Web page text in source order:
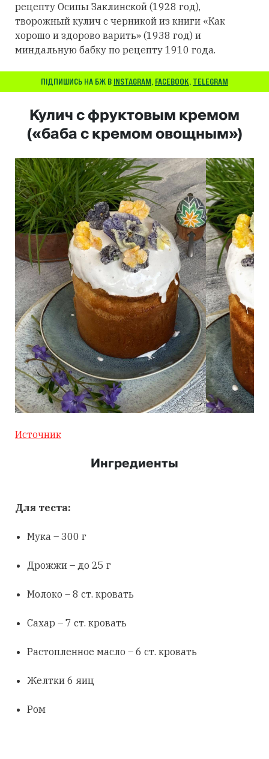
рецепту Осипы Заклинской (1928 год),
творожный кулич с черникой из книги «Как
хорошо и здорово варить» (1938 год) и
миндальную бабку по рецепту 1910 года.
ПІДПИШИСЬ НА БЖ В INSTAGRAM, FACEBOOK, TELEGRAM
Кулич с фруктовым кремом
(«баба с кремом овощным»)
Источник
Ингредиенты
Для теста:
Мука – 300 г
Дрожжи – до 25 г
Молоко – 8 ст. кровать
Сахар – 7 ст. кровать
Растопленное масло – 6 ст. кровать
Желтки 6 яиц
Ром